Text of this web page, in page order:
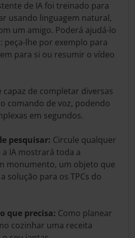
de IA foi treinado para
usando linguagem natural,
um amigo. Poderá ajudá-lo
peça-lhe por exemplo para
para si ou resumir o vídeo
capaz de completar diversas
comando de voz, podendo
em segundos.
pesquisar: Circule qualquer
IA mostrará toda a
monumento, um objeto que
solução para os TPCs do
que precisa: Como planear
cozinhar uma receita